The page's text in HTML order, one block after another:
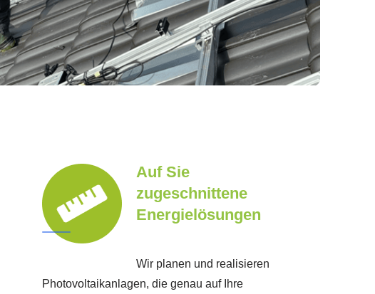
Auf Sie
zugeschnittene
Energielösungen
Wir planen und realisieren
Photovoltaikanlagen, die genau auf Ihre